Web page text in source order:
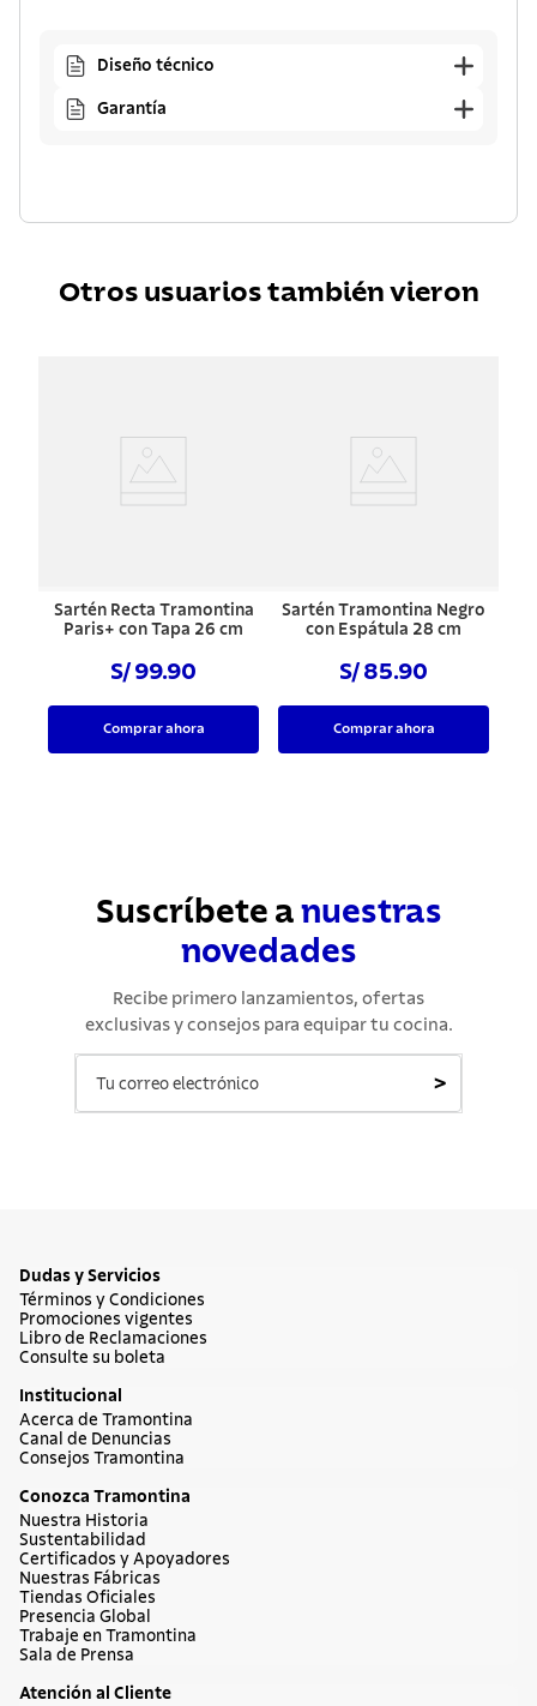
Diseño técnico
Garantía
Otros usuarios también vieron
Sartén Recta Tramontina
Paris+ con Tapa 26 cm
S/ 99.90
Comprar ahora
Sartén Tramontina Negro
con Espátula 28 cm
S/ 85.90
Comprar ahora
Suscríbete a nuestras
novedades
Recibe primero lanzamientos, ofertas
exclusivas y consejos para equipar tu cocina.
>
Dudas y Servicios
Términos y Condiciones
Promociones vigentes
Libro de Reclamaciones
Consulte su boleta
Institucional
Acerca de Tramontina
Canal de Denuncias
Consejos Tramontina
Conozca Tramontina
Nuestra Historia
Sustentabilidad
Certificados y Apoyadores
Nuestras Fábricas
Tiendas Oficiales
Presencia Global
Trabaje en Tramontina
Sala de Prensa
Atención al Cliente